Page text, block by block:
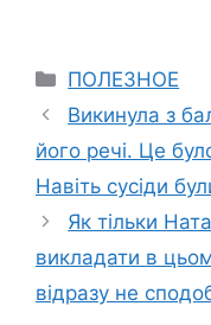
Categories
ПОЛЕЗНОЕ
Викинула з
його речі. Це
Навіть сусіди
Як тільки
викладати в
відразу не